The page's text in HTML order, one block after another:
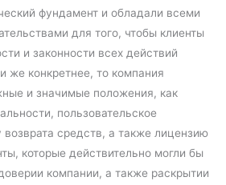
фундамент и обладали всеми
для того, чтобы клиенты
и законности всех действий
же конкретнее, то компания
и значимые положения, как
пользовательское
возврата средств, а также лицензию
которые действительно могли бы
компании, а также раскрытии